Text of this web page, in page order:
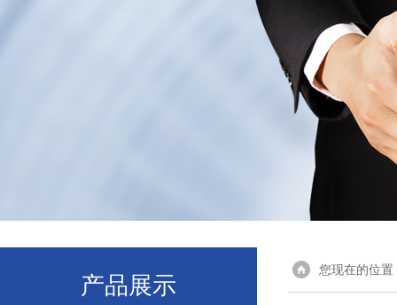
产品展示
您现在的位置